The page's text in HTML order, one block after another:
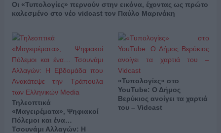
Οι «Τυπολογίες» περνούν στην εικόνα, έχοντας ως πρώτο
καλεσμένο στο νέο vidcast τον Παύλο Μαρινάκη
Τηλεοπτικά
«Μαγειρέματα», Ψηφιακοί
Πόλεμοι και ένα…
Τσουνάμι Αλλαγών: Η
«Τυπολογίες» στο
YouTube: Ο Δήμος
Βερύκιος ανοίγει τα χαρτιά
του – Vidcast